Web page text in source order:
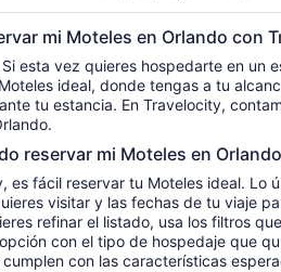
mi Moteles en Orlando con
esta vez quieres hospedarte en un
ideal, donde tengas a tu
tu estancia. En Travelocity,
reservar mi Moteles en
es fácil reservar tu Moteles ideal. Lo
visitar y las fechas de tu viaje
refinar el listado, usa los filtros
con el tipo de hospedaje que
con las características